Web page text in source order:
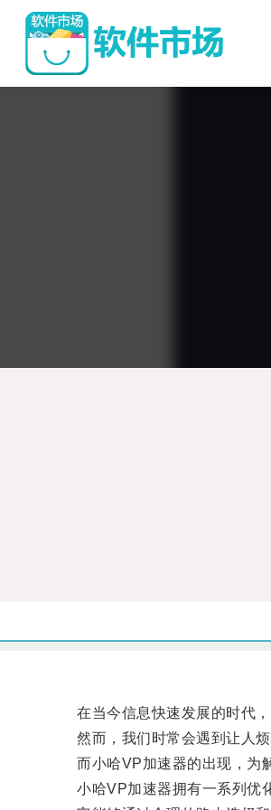
在当今信息快速发展的时代，
然而，我们时常会遇到让人烦
而小哈VP加速器的出现，为解
小哈VP加速器拥有一系列优化